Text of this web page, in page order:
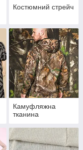
Костюмний стрейч
Камуфляжна
тканина